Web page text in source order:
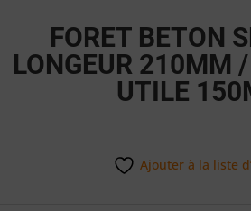
FORET BETON
LONGEUR 210MM
UTILE
Ajouter à la liste